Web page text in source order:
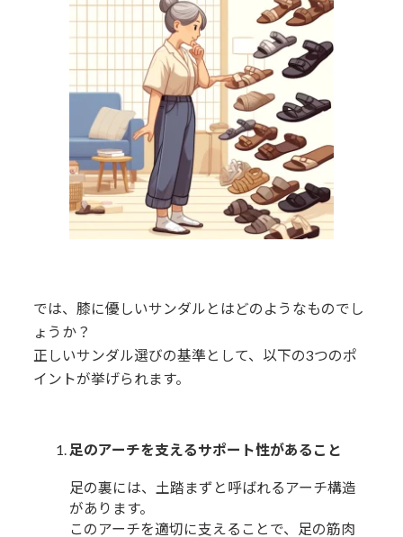
では、膝に優しいサンダルとはどのようなものでし
ょうか？
正しいサンダル選びの基準として、以下の3つのポ
イントが挙げられます。
足のアーチを支えるサポート性があること
足の裏には、土踏まずと呼ばれるアーチ構造
があります。
このアーチを適切に支えることで、足の筋肉